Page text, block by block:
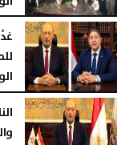
الثلاثاء، 4 أغسطس 2026
الإثنين، 3 أغسطس 2026